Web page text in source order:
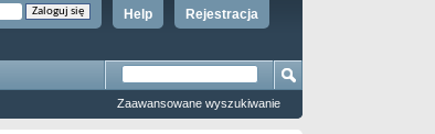
Rejestracja
Help
Zaawansowane wyszukiwanie